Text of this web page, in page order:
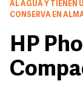
AL AGUA Y TIENEN
CONSERVA EN
HP